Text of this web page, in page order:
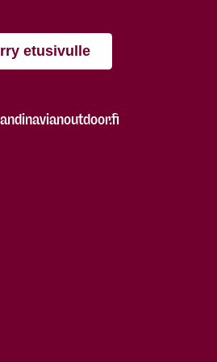
etusivulle